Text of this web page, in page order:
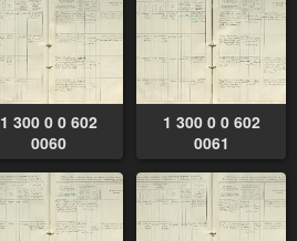
1 300 0 0 602
0060
1 300 0 0 602
0061